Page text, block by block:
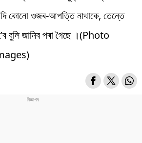
কোনো ওজৰ-আপত্তি নাথাকে, তেন্তে
বুলি জানিব পৰা গৈছে ।(Photo